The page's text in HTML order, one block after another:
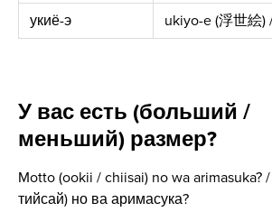
укиё-э ukiyo-e (浮世絵)
У вас есть (больший /
меньший) размер?
Motto (ookii / chiisai) no wa arimasuka?
тийсай) но ва аримасука?